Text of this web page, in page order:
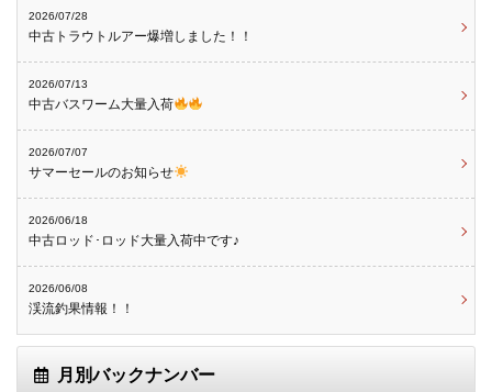
2026/07/28
中古トラウトルアー爆増しました！！
2026/07/13
中古バスワーム大量入荷
2026/07/07
サマーセールのお知らせ
2026/06/18
中古ロッド･ロッド大量入荷中です♪
2026/06/08
渓流釣果情報！！
月別バックナンバー